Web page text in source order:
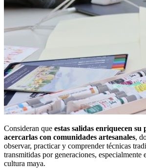
Consideran que estas salidas enriquecen su
acercarlas con comunidades artesanales,
observar, practicar y comprender técnicas
transmitidas por generaciones, especialmente
cultura maya.